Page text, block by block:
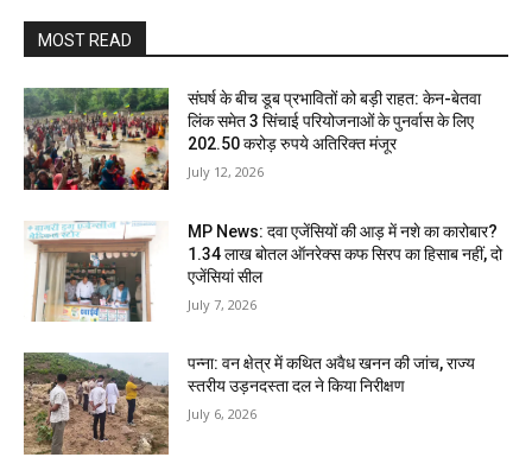
MOST READ
संघर्ष के बीच डूब प्रभावितों को बड़ी राहत: केन-बेतवा
लिंक समेत 3 सिंचाई परियोजनाओं के पुनर्वास के लिए
202.50 करोड़ रुपये अतिरिक्त मंजूर
July 12, 2026
MP News: दवा एजेंसियों की आड़ में नशे का कारोबार?
1.34 लाख बोतल ऑनरेक्स कफ सिरप का हिसाब नहीं, दो
एजेंसियां सील
July 7, 2026
पन्ना: वन क्षेत्र में कथित अवैध खनन की जांच, राज्य
स्तरीय उड़नदस्ता दल ने किया निरीक्षण
July 6, 2026